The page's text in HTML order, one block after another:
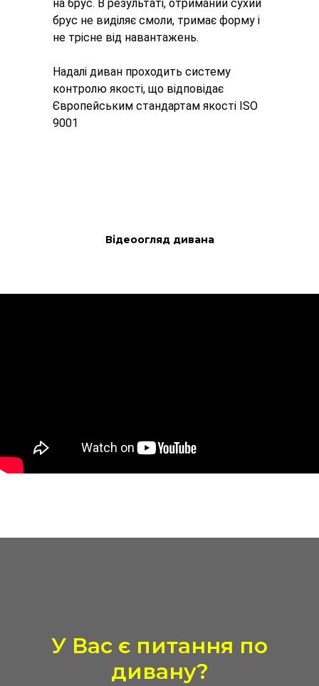
на брус. В результаті, отриманий сухий
брус не виділяє смоли, тримає форму і
не трісне від навантажень.
Надалі диван проходить систему
контролю якості, що відповідає
Європейським стандартам якості ISO
9001
Відеоогляд дивана
У Вас є питання по
дивану?